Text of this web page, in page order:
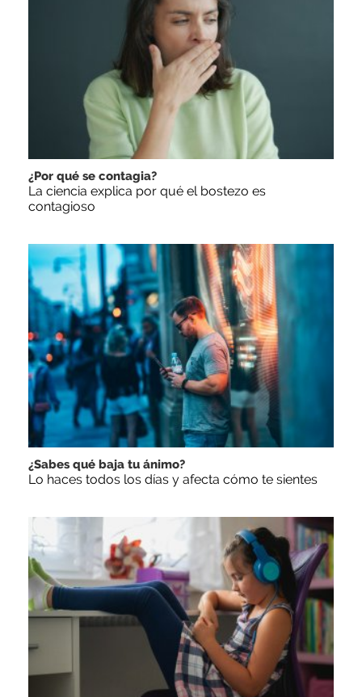
¿Por qué se contagia?
La ciencia explica por qué el bostezo es
contagioso
¿Sabes qué baja tu ánimo?
Lo haces todos los días y afecta cómo te sientes